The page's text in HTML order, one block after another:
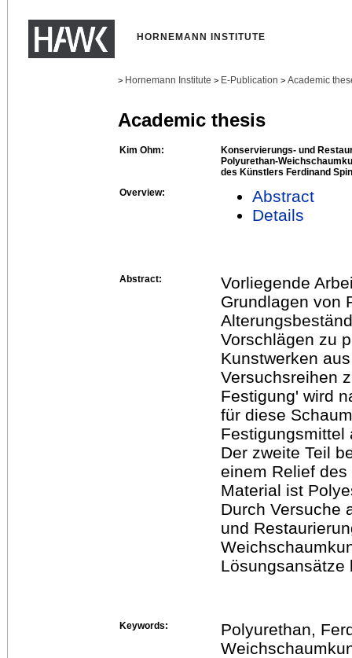
HORNEMANN INSTITUTE
> Hornemann Institute > E-Publication > Academic
Academic thesis
Kim Ohm:
Konservierungs- und
Polyurethan-
des Künstlers Ferdinand
Overview:
Abstract
Details
Abstract:
Vorliegende
Grundlagen von
Vorschlägen zu
Kunstwerken
Versuchsreihen
Festigung' wird
für diese
Festigungsmittel
Der zweite Teil
einem Relief
Material ist
Durch Versuche
und
Lösungsansätze
Keywords:
Polyurethan,